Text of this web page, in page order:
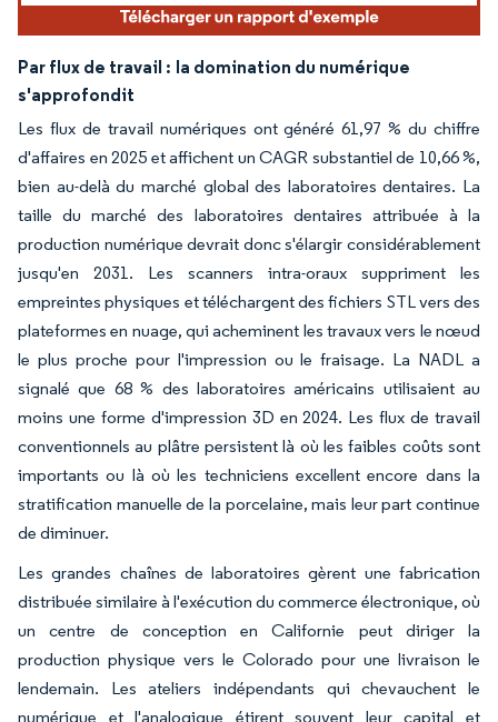
Par flux de travail : la domination du numérique
s'approfondit
Les flux de travail numériques ont généré 61,97 % du chiffre
d'affaires en 2025 et affichent un CAGR substantiel de 10,66 %,
bien au-delà du marché global des laboratoires dentaires. La
taille du marché des laboratoires dentaires attribuée à la
production numérique devrait donc s'élargir considérablement
jusqu'en 2031. Les scanners intra-oraux suppriment les
empreintes physiques et téléchargent des fichiers STL vers des
plateformes en nuage, qui acheminent les travaux vers le nœud
le plus proche pour l'impression ou le fraisage. La NADL a
signalé que 68 % des laboratoires américains utilisaient au
moins une forme d'impression 3D en 2024. Les flux de travail
conventionnels au plâtre persistent là où les faibles coûts sont
importants ou là où les techniciens excellent encore dans la
stratification manuelle de la porcelaine, mais leur part continue
de diminuer.
Les grandes chaînes de laboratoires gèrent une fabrication
distribuée similaire à l'exécution du commerce électronique, où
un centre de conception en Californie peut diriger la
production physique vers le Colorado pour une livraison le
lendemain. Les ateliers indépendants qui chevauchent le
numérique et l'analogique étirent souvent leur capital et